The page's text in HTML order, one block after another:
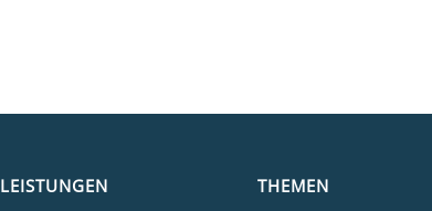
LEISTUNGEN THEMEN